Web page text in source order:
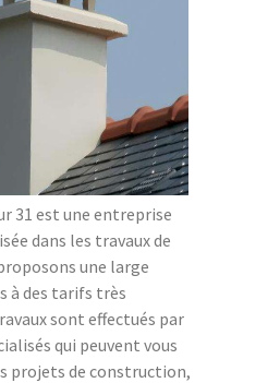
31 est une entreprise
dans les travaux de
une large
à des tarifs très
sont effectués par
qui peuvent vous
projets de construction,